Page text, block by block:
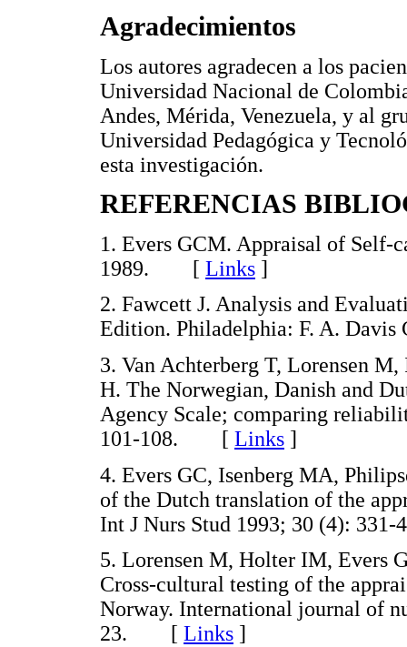
Agradecimientos
Los autores agradecen a los
Universidad Nacional de
Andes, Mérida, Venezuela, y al
Universidad Pedagógica y
esta investigación.
REFERENCIAS
1. Evers GCM. Appraisal of Self-
1989. [ Links ]
2. Fawcett J. Analysis and
Edition. Philadelphia: F. A.
3. Van Achterberg T, Lorensen
H. The Norwegian, Danish and
Agency Scale; comparing
101-108. [ Links ]
4. Evers GC, Isenberg MA,
of the Dutch translation of the
Int J Nurs Stud 1993; 30 (4):
5. Lorensen M, Holter IM, Evers
Cross-cultural testing of the
Norway. International journal of
23. [ Links ]